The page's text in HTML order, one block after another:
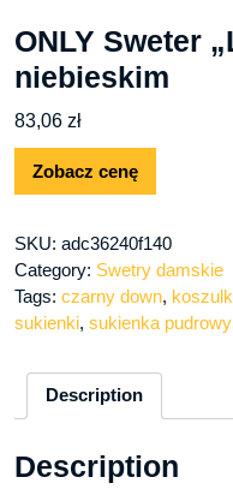
ONLY Sweter
niebieskim
83,06 zł
Zobacz cenę
SKU: adc36240f140
Category: Swetry damskie
Tags: czarny down,
sukienki, sukienka
Description
Description